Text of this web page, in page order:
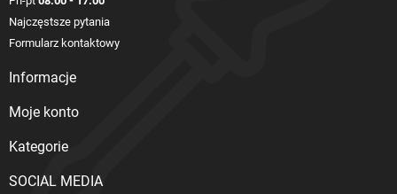
Najczęstsze pytania
Formularz kontaktowy
Informacje
Moje konto
Kategorie
SOCIAL MEDIA